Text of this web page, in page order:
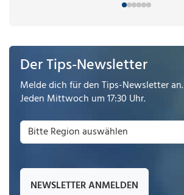
Der Tips-Newsletter
Melde dich für den Tips-Newsletter an.
Jeden Mittwoch um 17:30 Uhr.
NEWSLETTER ANMELDEN